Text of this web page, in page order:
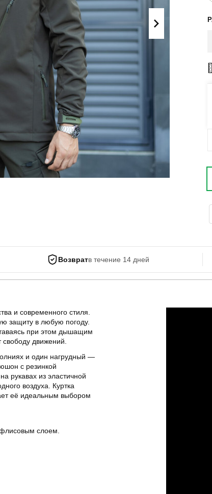
Літні комплекти
Комбінезони
костюми
Кежуал
Поло
Футболки
Майка
ХУДІ, СВІТШОТИ, СВЕТРИ
Кофти
Светри
Світшоти
Боди
Возвратв течение 14 дней
и современного стиля.
защиту в любую погоду.
при этом дышащим
свободу движений.
и один нагрудный —
с резинкой
рукавах из эластичной
воздуха. Куртка
её идеальным выбором
слоем.